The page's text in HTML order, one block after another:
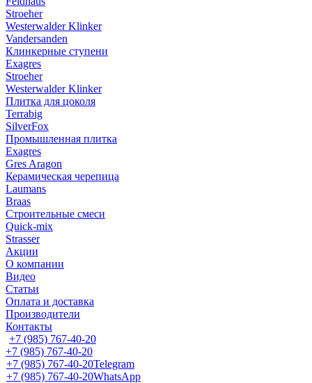
Stroeher
Westerwalder Klinker
Vandersanden
Клинкерные ступени
Exagres
Stroeher
Westerwalder Klinker
Плитка для цоколя
Terrabig
SilverFox
Промышленная плитка
Exagres
Gres Aragon
Керамическая черепица
Laumans
Braas
Строительные смеси
Quick-mix
Strasser
Акции
О компании
Видео
Статьи
Оплата и доставка
Производители
Контакты
+7 (985) 767-40-20
+7 (985) 767-40-20
+7 (985) 767-40-20Telegram
+7 (985) 767-40-20WhatsApp